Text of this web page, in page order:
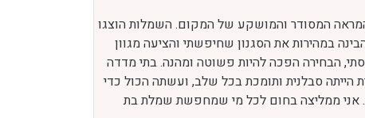
המסודר והמושקע של המקום. השמלות הוצגו
במהירות את הסגנון שחיפשתי והציעה מגוון
הבחירה הפכה להיות פשוטה ומהנה. בתי מדדה
הייתה סבלנית ותומכת בכל שלב, ועשתה הכול כדי
אני ממליצה בחום לכל מי שמחפשת שמלת בת